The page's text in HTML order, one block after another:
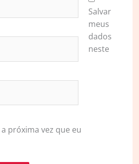
Salvar
meus
dados
neste
próxima vez que eu